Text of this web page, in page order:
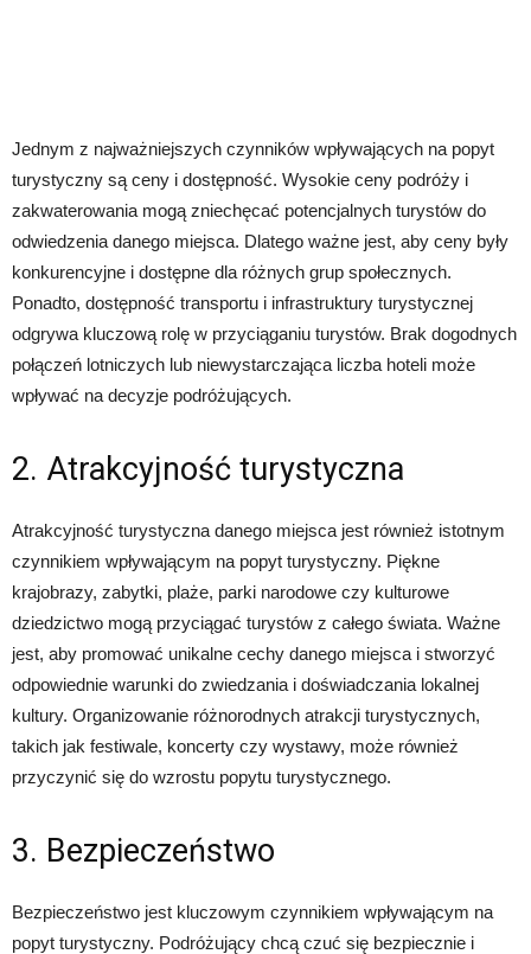
Jednym z najważniejszych czynników wpływających na popyt
turystyczny są ceny i dostępność. Wysokie ceny podróży i
zakwaterowania mogą zniechęcać potencjalnych turystów do
odwiedzenia danego miejsca. Dlatego ważne jest, aby ceny były
konkurencyjne i dostępne dla różnych grup społecznych.
Ponadto, dostępność transportu i infrastruktury turystycznej
odgrywa kluczową rolę w przyciąganiu turystów. Brak dogodnych
połączeń lotniczych lub niewystarczająca liczba hoteli może
wpływać na decyzje podróżujących.
2. Atrakcyjność turystyczna
Atrakcyjność turystyczna danego miejsca jest również istotnym
czynnikiem wpływającym na popyt turystyczny. Piękne
krajobrazy, zabytki, plaże, parki narodowe czy kulturowe
dziedzictwo mogą przyciągać turystów z całego świata. Ważne
jest, aby promować unikalne cechy danego miejsca i stworzyć
odpowiednie warunki do zwiedzania i doświadczania lokalnej
kultury. Organizowanie różnorodnych atrakcji turystycznych,
takich jak festiwale, koncerty czy wystawy, może również
przyczynić się do wzrostu popytu turystycznego.
3. Bezpieczeństwo
Bezpieczeństwo jest kluczowym czynnikiem wpływającym na
popyt turystyczny. Podróżujący chcą czuć się bezpiecznie i